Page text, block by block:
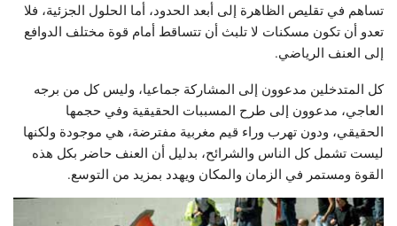
تساهم في تقليص الظاهرة إلى أبعد الحدود، أما الحلول الجزئية، فلا
تعدو أن تكون مسكنات لا تلبث أن تتساقط أمام قوة مختلف الدوافع
إلى العنف الرياضي.
كل المتدخلين مدعوون إلى المشاركة جماعيا، وليس كل من برجه
العاجي، مدعوون إلى طرح المسببات الحقيقية وفي حجمها
الحقيقي، ودون تهرب وراء قيم مغربية مفترضة، هي موجودة ولكنها
ليست تشمل كل الناس والشرائح، بدليل أن العنف حاضر بكل هذه
القوة ومستمر في الزمان والمكان ويهدد بمزيد من التوسع.